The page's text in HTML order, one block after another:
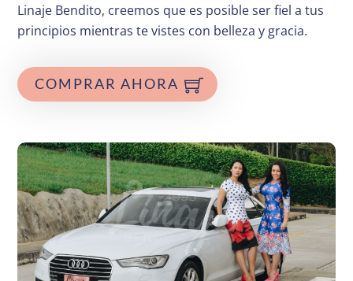
Linaje Bendito, creemos que es posible ser fiel a tus
principios mientras te vistes con belleza y gracia.
COMPRAR AHORA